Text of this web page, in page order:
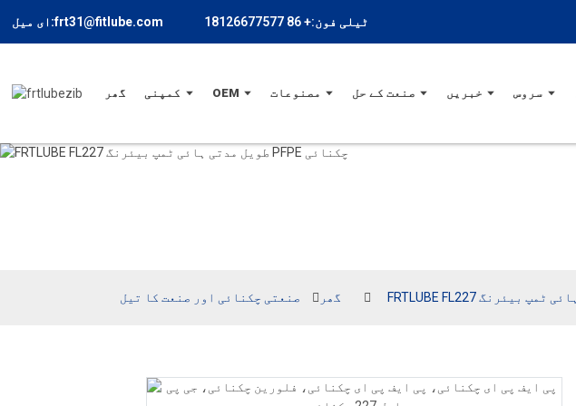
ای میل:frt31@fitlube.com ٹیلی فون:+ 86 18126677577
گھر کمپنی OEM مصنوعات صنعت کے حل خبریں سروس
گھر صنعتی چکنائی اور صنعت کا تیل